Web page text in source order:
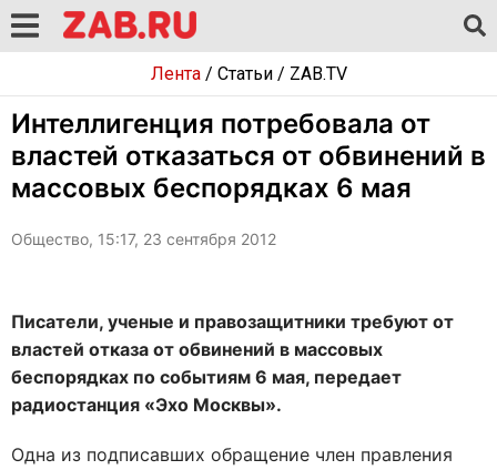
Лента/ Статьи/ ZAB.TV
Интеллигенция потребовала от
властей отказаться от обвинений в
массовых беспорядках 6 мая
Общество, 15:17, 23 сентября 2012
Писатели, ученые и правозащитники требуют от
властей отказа от обвинений в массовых
беспорядках по событиям 6 мая, передает
радиостанция «Эхо Москвы».
Одна из подписавших обращение член правления